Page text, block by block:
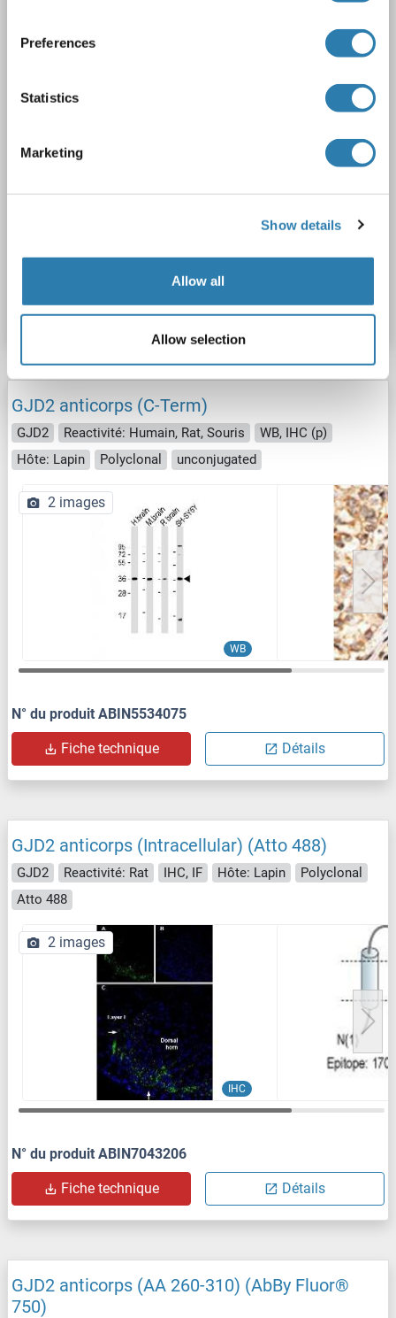
Preferences
Statistics
Marketing
Show details
Allow all
Allow selection
N° du produit ABIN357101
Fiche technique Détails
GJD2 anticorps (C-Term)
GJD2 Reactivité: Humain, Rat, Souris
WB, IHC (p)
Hôte: Lapin
Polyclonal unconjugated
WB
2 images
N° du produit ABIN5534075
Fiche technique Détails
GJD2 anticorps (Intracellular) (Atto 488)
GJD2 Reactivité: Rat IHC, IF Hôte: Lapin
Polyclonal
Atto 488
IHC
2 images
N° du produit ABIN7043206
Fiche technique Détails
GJD2 anticorps (AA 260-310) (AbBy Fluor®
750)